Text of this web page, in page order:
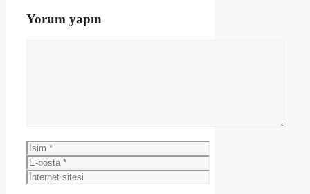
Yorum yapın
İsim
E-
posta
İnternet
sitesi